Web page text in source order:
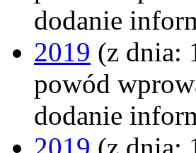
dodanie
2019 (z dnia:
powód
dodanie
2019 (z dnia: